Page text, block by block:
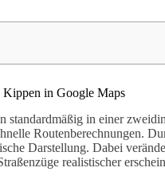
in Google Maps
standardmäßig in einer
Routenberechnungen.
Darstellung. Dabei
realistischer